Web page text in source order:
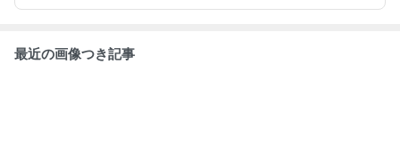
最近の画像つき記事